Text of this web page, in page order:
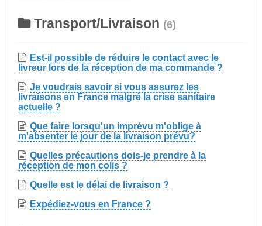
Transport/Livraison (6)
Est-il possible de réduire le contact avec le
livreur lors de la réception de ma commande ?
Je voudrais savoir si vous assurez les
livraisons en France malgré la crise sanitaire
actuelle ?
Que faire lorsqu'un imprévu m'oblige à
m'absenter le jour de la livraison prévu?
Quelles précautions dois-je prendre à la
réception de mon colis ?
Quelle est le délai de livraison ?
Expédiez-vous en France ?